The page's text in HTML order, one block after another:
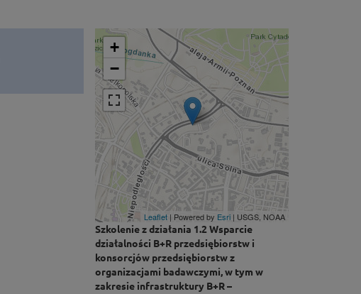
+
−
Leaflet | Powered by Esri | USGS, NOAA
Szkolenie z działania 1.2 Wsparcie
działalności B+R przedsiębiorstw i
konsorcjów przedsiębiorstw z
organizacjami badawczymi, w tym w
zakresie infrastruktury B+R –